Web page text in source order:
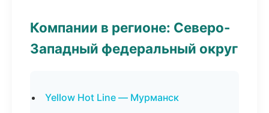
Компании в регионе: Северо-
Западный федеральный округ
Yellow Hot Line — Мурманск